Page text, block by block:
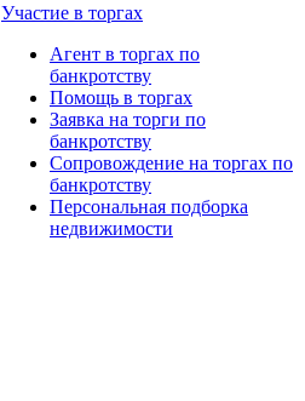
Участие в торгах
Агент в торгах по
банкротству
Помощь в торгах
Заявка на торги по
банкротству
Сопровождение на торгах по
банкротству
Персональная подборка
недвижимости